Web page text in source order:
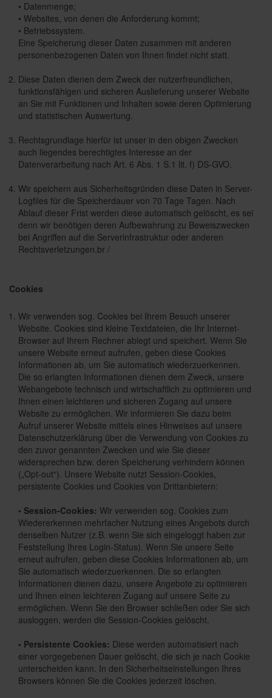
• Datenmenge;
• Websites, von denen die Anforderung kommt;
• Betriebssystem.
Eine Speicherung dieser Daten zusammen mit anderen
personenbezogenen Daten von Ihnen findet nicht statt.
Diese Daten dienen dem Zweck der nutzerfreundlichen,
funktionsfähigen und sicheren Auslieferung unserer Website
an Sie mit Funktionen und Inhalten sowie deren Optimierung
und statistischen Auswertung.
Rechtsgrundlage hierfür ist unser in den obigen Zwecken
auch liegendes berechtigtes Interesse an der
Datenverarbeitung nach Art. 6 Abs. 1 S.1 lit. f) DS-GVO.
Wir speichern aus Sicherheitsgründen diese Daten in Server-
Logfiles für die Speicherdauer von 70 Tage Tagen. Nach
Ablauf dieser Frist werden diese automatisch gelöscht, es sei
denn wir benötigen deren Aufbewahrung zu Beweiszwecken
bei Angriffen auf die Serverinfrastruktur oder anderen
Rechtsverletzungen.br /
Cookies
Wir verwenden sog. Cookies bei Ihrem Besuch unserer
Website. Cookies sind kleine Textdateien, die Ihr Internet-
Browser auf Ihrem Rechner ablegt und speichert. Wenn Sie
unsere Website erneut aufrufen, geben diese Cookies
Informationen ab, um Sie automatisch wiederzuerkennen.
Die so erlangten Informationen dienen dem Zweck, unsere
Webangebote technisch und wirtschaftlich zu optimieren und
Ihnen einen leichteren und sicheren Zugang auf unsere
Website zu ermöglichen. Wir informieren Sie dazu beim
Aufruf unserer Website mittels eines Hinweises auf unsere
Datenschutzerklärung über die Verwendung von Cookies zu
den zuvor genannten Zwecken und wie Sie dieser
widersprechen bzw. deren Speicherung verhindern können
(„Opt-out“). Unsere Website nutzt Session-Cookies,
persistente Cookies und Cookies von Drittanbietern:
• Session-Cookies: Wir verwenden sog. Cookies zum
Wiedererkennen mehrfacher Nutzung eines Angebots durch
denselben Nutzer (z.B. wenn Sie sich eingeloggt haben zur
Feststellung Ihres Login-Status). Wenn Sie unsere Seite
erneut aufrufen, geben diese Cookies Informationen ab, um
Sie automatisch wiederzuerkennen. Die so erlangten
Informationen dienen dazu, unsere Angebote zu optimieren
und Ihnen einen leichteren Zugang auf unsere Seite zu
ermöglichen. Wenn Sie den Browser schließen oder Sie sich
ausloggen, werden die Session-Cookies gelöscht.
• Persistente Cookies: Diese werden automatisiert nach
einer vorgegebenen Dauer gelöscht, die sich je nach Cookie
unterscheiden kann. In den Sicherheitseinstellungen Ihres
Browsers können Sie die Cookies jederzeit löschen.